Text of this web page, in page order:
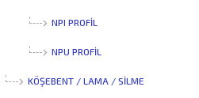
NPI PROFIL
NPU PROFIL
KÖŞEBENT / LAMA / SİLME